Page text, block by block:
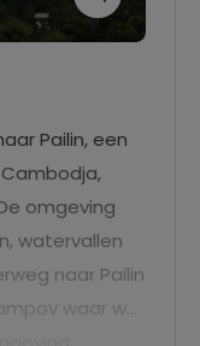
Pailin, een
omgeving
watervallen
naar Pailin
waar we